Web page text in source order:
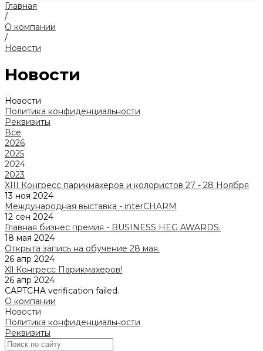
Главная
/
О компании
/
Новости
Новости
Новости
Политика конфиденциальности
Реквизиты
Все
2026
2025
2024
2023
XIII Конгресс парикмахеров и колористов 27 - 28 Ноября
13 ноя 2024
Международная выставка - interCHARM
12 сен 2024
Главная бизнес премия - BUSINESS HEG AWARDS.
18 мая 2024
Открыта запись на обучение 28 мая.
26 апр 2024
Xll Конгресс Парикмахеров!
26 апр 2024
CAPTCHA verification failed.
О компании
Новости
Политика конфиденциальности
Реквизиты